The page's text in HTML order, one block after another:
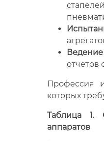
Ведение
отчетов
Профессия
которых
Таблица 1.
аппаратов